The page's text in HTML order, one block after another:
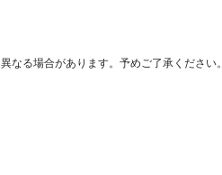
る場合があります。予めご了承ください。